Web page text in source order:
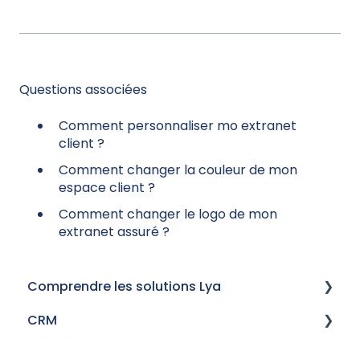
Questions associées
Comment personnaliser mo extranet
client ?
Comment changer la couleur de mon
espace client ?
Comment changer le logo de mon
extranet assuré ?
Comprendre les solutions Lya
Historique des versions
CRM